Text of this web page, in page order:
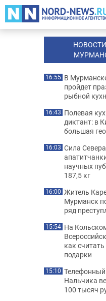
16:55 В
пройдет
рыбной
16:43 Полевая
диктант: в
большая
16:03 Сила
научных
187,5 кг
16:00 Житель
Мурманск
ряд
15:54 На
как
подарки
15:10
Нальчика
100 тысяч